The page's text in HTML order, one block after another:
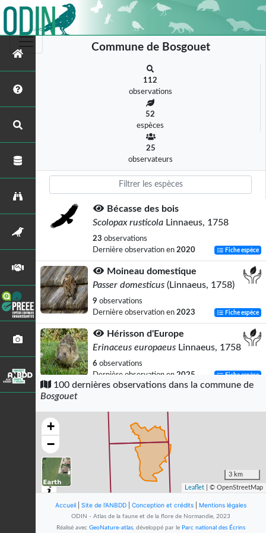
Commune de Bosgouet
112
observations
52
espèces
25
observateurs
Bécasse des bois
Scolopax rusticola Linnaeus, 1758
23 observations
Dernière observation en 2020 Fiche espèce
Moineau domestique
Passer domesticus (Linnaeus, 1758)
9 observations
Dernière observation en 2023 Fiche espèce
Hérisson d'Europe
Erinaceus europaeus Linnaeus, 1758
6 observations
Dernière observation en 2025 Fiche espèce
Corvus coroneLinnaeus, 1758
observations
Dernière observation en
Petite Tortue (La)
Aglais urticae
(Linnaeus, 1758)
observations
Triton palmé (Le)
100 dernières observations dans la commune de
Bosgouet
+
−
3 km
Leaflet | © OpenStreetMap
Accueil Site de l'ANBDD Conception et crédits Mentions légales
ODIN - Atlas de la faune et de la flore de Normandie, 2023
Réalisé avec GeoNature-atlas, développé par le Parc national des Écrins